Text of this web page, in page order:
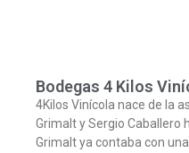
Bodegas 4 Kilos
4Kilos Vinícola nace de la
Grimalt y Sergio Caballero
Grimalt ya contaba con